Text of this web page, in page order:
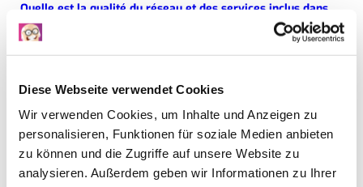
Diese Webseite verwendet Cookies
Wir verwenden Cookies, um Inhalte und Anzeigen zu
personalisieren, Funktionen für soziale Medien anbieten
zu können und die Zugriffe auf unsere Website zu
analysieren. Außerdem geben wir Informationen zu Ihrer
Quelle est la qualité du réseau et des services inclus dans
l’abonnement ?
Dois-je être présent(e) lors de l’installation ?
Combien de temps faut-il pour activer une connexion
La fibre optique est-elle disponible à mon adresse ?